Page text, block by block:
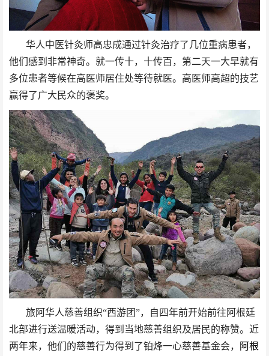
华人中医针灸师高忠成通过针灸治疗了几位重病患者，
他们感到非常神奇。就一传十，十传百，第二天一大早就有
多位患者等候在高医师居住处等待就医。高医师高超的技艺
赢得了广大民众的褒奖。
旅阿华人慈善组织“西游团”，自四年前开始前往阿根廷
北部进行送温暖活动，得到当地慈善组织及居民的称赞。近
两年来，他们的慈善行为得到了铂烽一心慈善基金会，
阿根